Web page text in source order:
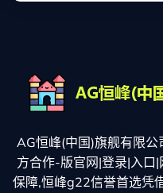
AG恒峰(中国)旗舰有限公
方合作-版官网|登录|入口
保障,恒峰g22信誉首选凭